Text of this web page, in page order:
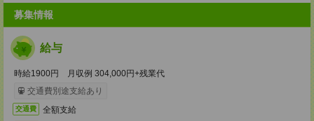
募集情報
給与
時給1900円 月収例 304,000円+残業代
交通費別途支給あり
交通費 全額支給